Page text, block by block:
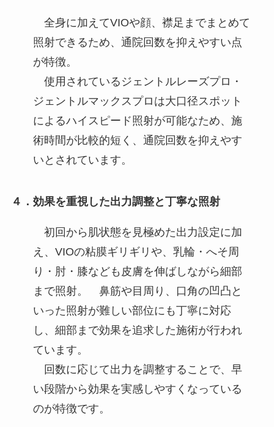
全身に加えてVIOや顔、襟足までまとめて
照射できるため、通院回数を抑えやすい点
が特徴。
使用されているジェントルレーズプロ・
ジェントルマックスプロは大口径スポット
によるハイスピード照射が可能なため、施
術時間が比較的短く、通院回数を抑えやす
いとされています。
４．効果を重視した出力調整と丁寧な照射
初回から肌状態を見極めた出力設定に加
え、VIOの粘膜ギリギリや、乳輪・へそ周
り・肘・膝なども皮膚を伸ばしながら細部
まで照射。 鼻筋や目周り、口角の凹凸と
いった照射が難しい部位にも丁寧に対応
し、細部まで効果を追求した施術が行われ
ています。
回数に応じて出力を調整することで、早
い段階から効果を実感しやすくなっている
のが特徴です。